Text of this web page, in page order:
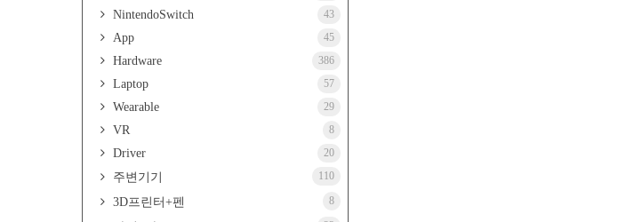
NintendoSwitch 43
App 45
Hardware 386
Laptop 57
Wearable 29
VR 8
Driver 20
주변기기 110
3D프린터+펜 8